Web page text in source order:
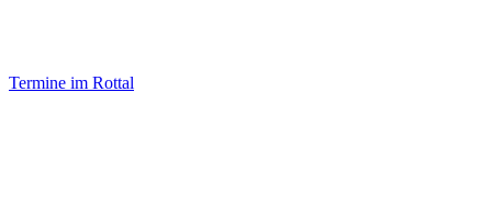
Termine im Rottal